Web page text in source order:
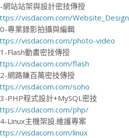
網站站架與設計密技傳授
visdacom.com/Website_Design
專業錄影拍攝與編輯
visdacom.com/photo-video
Flash動畫密技傳授
visdacom.com/flash
網路賺百萬密技傳授
visdacom.com/soho
PHP程式設計+MySQL密技
visdacom.com/php/
Linux主機架設.維護專案
visdacom.com/linux